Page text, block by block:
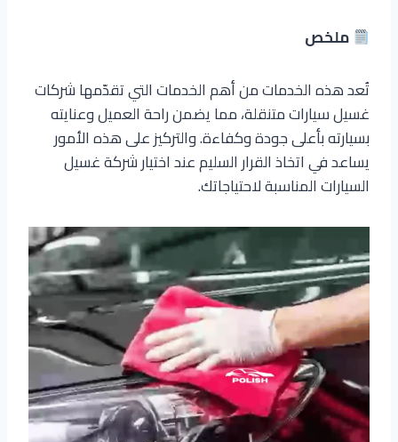
ملخص
تُعد هذه الخدمات من أهم الخدمات التي تقدّمها شركات
غسيل سيارات متنقلة، مما يضمن راحة العميل وعنايته
بسيارته بأعلى جودة وكفاءة. والتركيز على هذه الأمور
يساعد في اتخاذ القرار السليم عند اختيار شركة غسيل
السيارات المناسبة لاحتياجاتك.